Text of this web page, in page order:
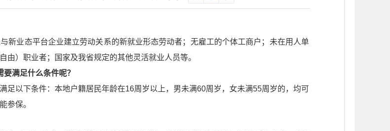
新业态平台企业建立劳动关系的新就业形态劳动者；无雇工的个体工商户；未在用人单
）职业者；国家及我省规定的其他灵活就业人员等。
满足什么条件呢？
足以下条件：本地户籍居民年龄在16周岁以上，男未满60周岁，女未满55周岁的，均可
参保。